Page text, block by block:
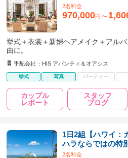
2名料金
970,000円 〜
挙式＋衣裳＋新婦ヘアメイク＋アル
由に。
手配会社 HIS アバンティ＆オアシス
挙式 写真 パーティー
カップル
レポート
スタッフ
ブログ
1日2組【ハワイ：
ハラならではの特
2名料金